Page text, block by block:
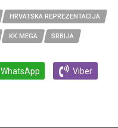
HRVATSKA REPREZENTACIJA
KK MEGA SRBIJA
WhatsApp Viber